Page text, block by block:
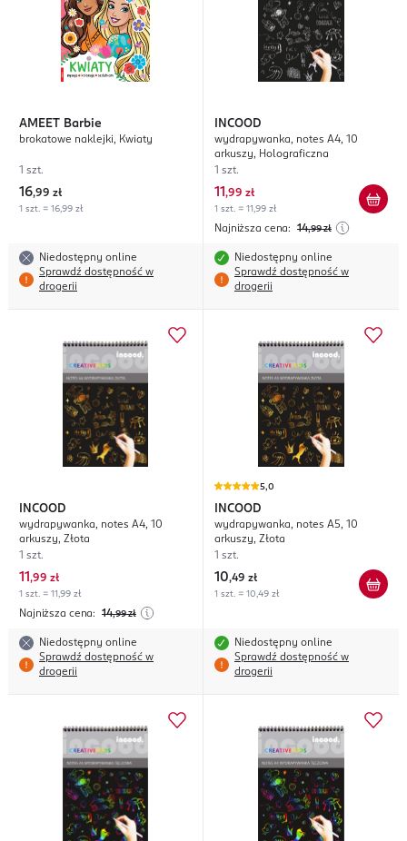
AMEET Barbie
brokatowe naklejki, Kwiaty
1 szt.
16,99 zł
1 szt. = 16,99 zł
Niedostępny online
Sprawdź dostępność w
drogerii
INCOOD
wydrapywanka, notes A4, 10
arkuszy, Holograficzna
1 szt.
11 ,99 zł
1 szt. = 11,99 zł
Najniższa cena: 14,99 zł
Niedostępny online
Sprawdź dostępność w
drogerii
INCOOD
wydrapywanka, notes A4, 10
arkuszy, Złota
1 szt.
11 ,99 zł
1 szt. = 11,99 zł
Najniższa cena: 14,99 zł
Niedostępny online
Sprawdź dostępność w
drogerii
5,0
INCOOD
wydrapywanka, notes A5, 10
arkuszy, Złota
1 szt.
10,49 zł
1 szt. = 10,49 zł
Niedostępny online
Sprawdź dostępność w
drogerii